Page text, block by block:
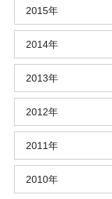
2015年
2014年
2013年
2012年
2011年
2010年